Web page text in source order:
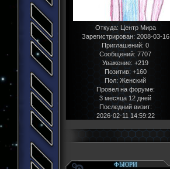
Откуда:Центр Мира
Зарегистрирован: 2008-03-16
Приглашений: 0
Сообщений: 7707
Уважение: +219
Позитив: +160
Пол:Женский
Провел на форуме:
3 месяца 12 дней
Последний визит:
2026-02-11 14:59:22
ФЬЮРИ